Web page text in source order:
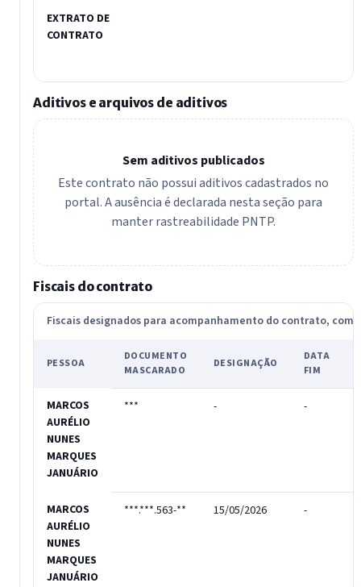
EXTRATO DE
CONTRATO
Aditivos e arquivos de aditivos
Sem aditivos publicados
Este contrato não possui aditivos cadastrados no
portal. A ausência é declarada nesta seção para
manter rastreabilidade PNTP.
Fiscais do contrato
Fiscais designados para acompanhamento do contrato, com
PESSOA
DOCUMENTO
MASCARADO
DESIGNAÇÃO
DATA
FIM
MARCOS
AURÉLIO
NUNES
MARQUES
JANUÁRIO
*** - -
MARCOS
AURÉLIO
NUNES
MARQUES
JANUÁRIO
***.***.563-** 15/05/2026 -